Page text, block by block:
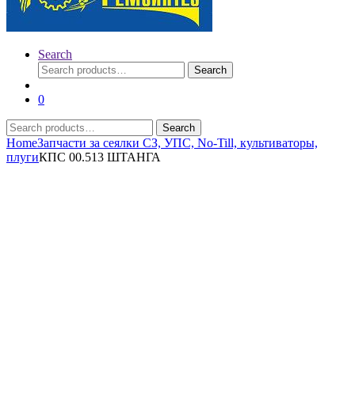
Search
Search
for:
Search
0
Search
for:
Search
HomeЗапчасти за сеялки СЗ, УПС, No-Till, культиваторы,
плугиКПС 00.513 ШТАНГА